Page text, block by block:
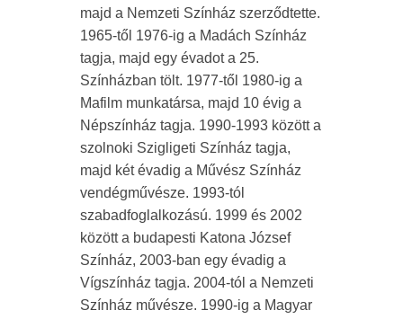
majd a Nemzeti Színház szerződtette.
1965-től 1976-ig a Madách Színház
tagja, majd egy évadot a 25.
Színházban tölt. 1977-től 1980-ig a
Mafilm munkatársa, majd 10 évig a
Népszínház tagja. 1990-1993 között a
szolnoki Szigligeti Színház tagja,
majd két évadig a Művész Színház
vendégművésze. 1993-tól
szabadfoglalkozású. 1999 és 2002
között a budapesti Katona József
Színház, 2003-ban egy évadig a
Vígszínház tagja. 2004-tól a Nemzeti
Színház művésze. 1990-ig a Magyar